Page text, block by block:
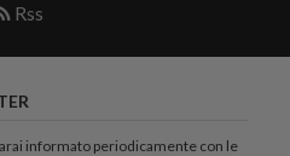
Rss
informato periodicamente con le